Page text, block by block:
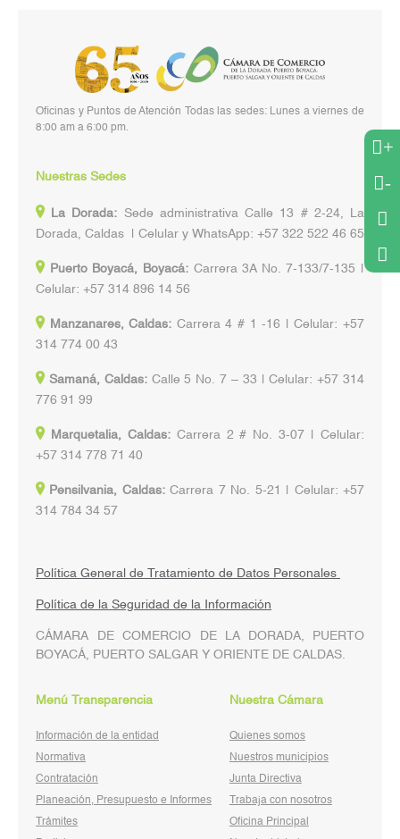
+
-
Oficinas y Puntos de Atención Todas las sedes: Lunes a viernes de
8:00 am a 6:00 pm.
Nuestras Sedes
La Dorada: Sede administrativa Calle 13 # 2-24, La
Dorada, Caldas | Celular y WhatsApp: +57 322 522 46 65
Puerto Boyacá, Boyacá:Carrera 3A No. 7-133/7-135 |
Celular: +57 314 896 14 56
Manzanares, Caldas: Carrera 4 # 1 -16 | Celular: +57
314 774 00 43
Samaná, Caldas: Calle 5 No. 7 – 33 | Celular: +57 314
776 91 99
Marquetalia, Caldas:Carrera 2 # No. 3-07 | Celular:
+57 314 778 71 40
Pensilvania, Caldas:Carrera 7 No. 5-21 | Celular: +57
314 784 34 57
Política General de Tratamiento de Datos Personales
Política de la Seguridad de la Información
CÁMARA DE COMERCIO DE LA DORADA, PUERTO
BOYACÁ, PUERTO SALGAR Y ORIENTE DE CALDAS.
Menú Transparencia
Información de la entidad
Normativa
Contratación
Planeación, Presupuesto e Informes
Trámites
Nuestra Cámara
Quienes somos
Nuestros municipios
Junta Directiva
Trabaja con nosotros
Oficina Principal